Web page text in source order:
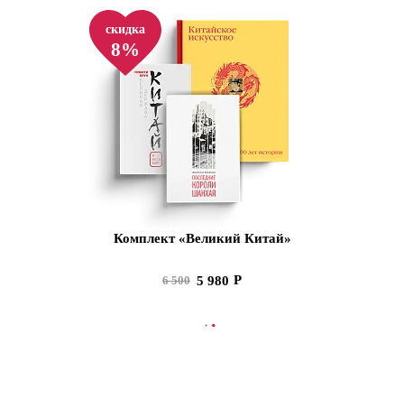
скидка
8%
Комплект «Великий Китай»
6 500 5 980
В КОРЗИНУ